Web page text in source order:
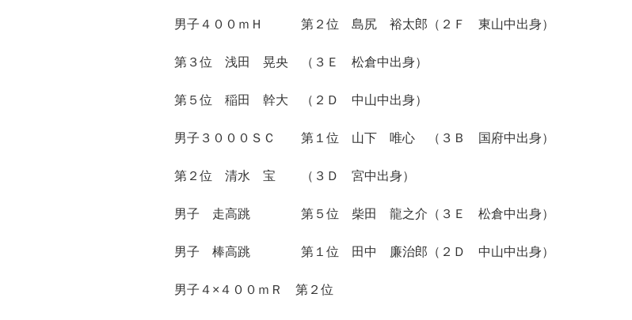
男子４００ｍＨ 第２位 島尻 裕太郎（２Ｆ 東山中出身）
第３位 浅田 晃央 （３Ｅ 松倉中出身）
第５位 稲田 幹大 （２Ｄ 中山中出身）
男子３０００ＳＣ 第１位 山下 唯心 （３Ｂ 国府中出身）
第２位 清水 宝 （３Ｄ 宮中出身）
男子 走高跳 第５位 柴田 龍之介（３Ｅ 松倉中出身）
男子 棒高跳 第１位 田中 廉治郎（２Ｄ 中山中出身）
男子４×４００ｍＲ 第２位